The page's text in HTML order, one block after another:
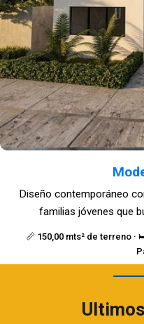
📏 150,00 mts² de terreno ·
Diseño contemporáneo
familias jóvenes que